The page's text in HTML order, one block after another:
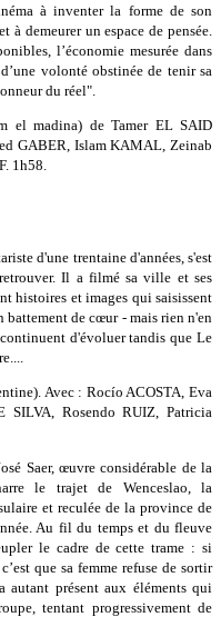
à inventer la forme de son
à demeurer un espace de pensée.
l’économie mesurée dans
volonté obstinée de tenir sa
du réel".
el madina) de Tamer EL SAID
GABER, Islam KAMAL, Zeinab
1h58.
d'une trentaine d'années, s'est
Il a filmé sa ville et ses
histoires et images qui saisissent
battement de cœur - mais rien n'en
d'évoluer tandis que Le
Avec : Rocío ACOSTA, Eva
SILVA, Rosendo RUIZ, Patricia
Saer, œuvre considérable de la
le trajet de Wenceslao, la
et reculée de la province de
Au fil du temps et du fleuve
le cadre de cette trame : si
que sa femme refuse de sortir
présent aux éléments qui
tentant progressivement de